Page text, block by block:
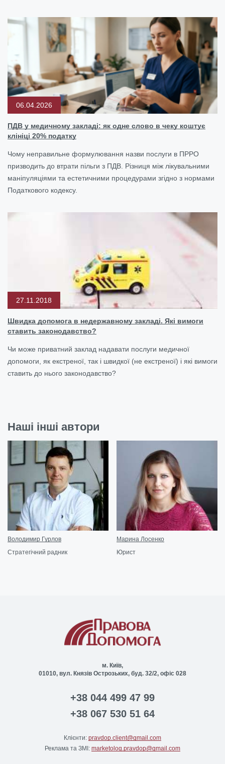
06.04.2026
ПДВ у медичному закладі: як одне слово в чеку коштує
клініці 20% податку
Чому неправильне формулювання назви послуги в ПРРО
призводить до втрати пільги з ПДВ. Різниця між лікувальними
маніпуляціями та естетичними процедурами згідно з нормами
Податкового кодексу.
27.11.2018
Швидка допомога в недержавному закладі. Які вимоги
ставить законодавство?
Чи може приватний заклад надавати послуги медичної
допомоги, як екстреної, так і швидкої (не екстреної) і які вимоги
ставить до нього законодавство?
Наші інші автори
Володимир Гурлов
Стратегічний радник
Марина Лосенко
Юрист
м. Київ,
01010, вул. Князів Острозьких, буд. 32/2, офіс 028
+38 044 499 47 99
+38 067 530 51 64
Клієнти: pravdop.client@gmail.com
Реклама та ЗМІ: marketolog.pravdop@gmail.com